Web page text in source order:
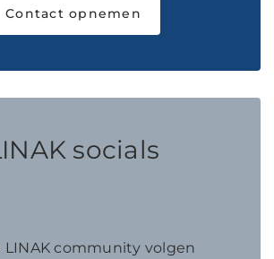
Contact opnemen
socials
LINAK community volgen